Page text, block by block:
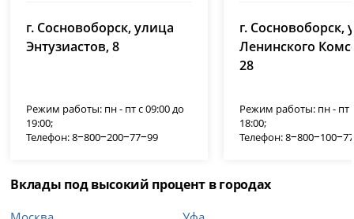
г. Сосновоборск, улица
Энтузиастов, 8
Режим работы: пн - пт с 09:00 до
19:00;
Телефон: 8‒800‒200‒77‒99
лицензия № 1326
г. Сосновоборск,
Ленинского
28
Режим работы: пн - пт
18:00;
Телефон:
Вклады под высокий процент в городах